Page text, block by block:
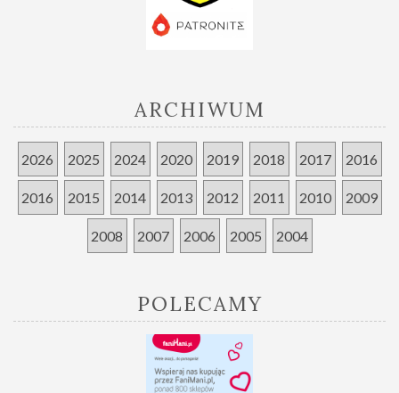
ARCHIWUM
2026 2025 2024 2020 2019 2018 2017 2016
2016 2015 2014 2013 2012 2011 2010 2009
2008 2007 2006 2005 2004
POLECAMY